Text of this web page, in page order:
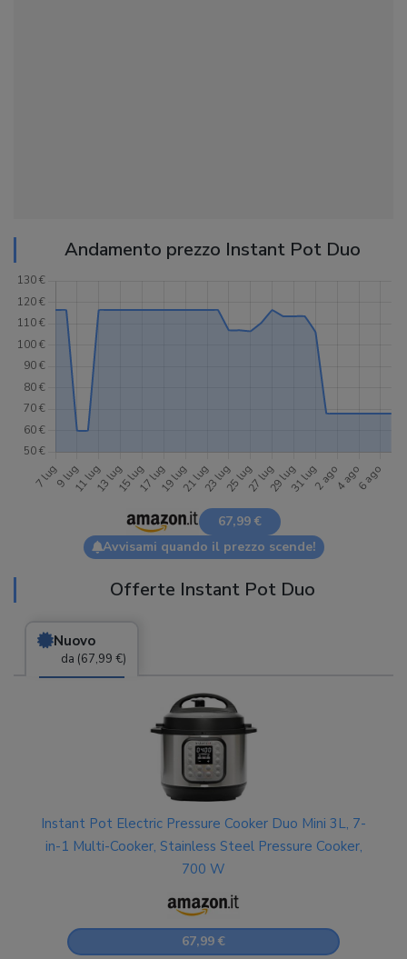
Andamento prezzo Instant Pot Duo
67,99 €
Avvisami quando il prezzo scende!
Offerte Instant Pot Duo
Nuovo
da (67,99 €)
Instant Pot Electric Pressure Cooker Duo Mini 3L, 7-
in-1 Multi-Cooker, Stainless Steel Pressure Cooker,
700 W
67,99 €